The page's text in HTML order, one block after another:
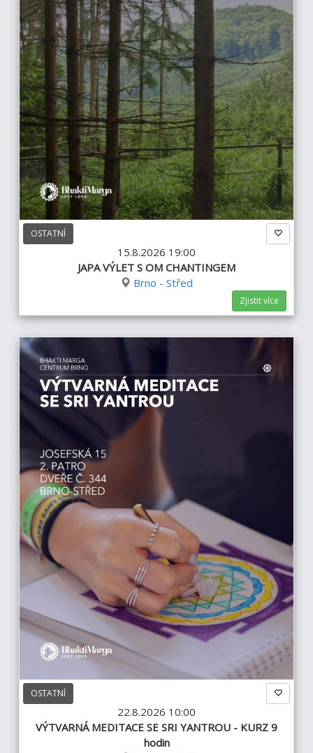
OSTATNÍ
15.8.2026 19:00
JAPA VÝLET S OM CHANTINGEM
Brno - Střed
Zjistit více
OSTATNÍ
22.8.2026 10:00
VÝTVARNÁ MEDITACE SE SRI YANTROU - KURZ 9
hodin